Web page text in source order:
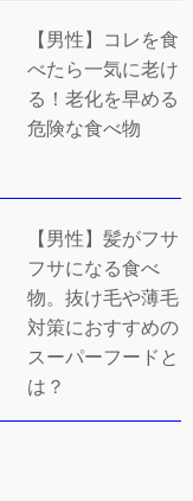
【男性】コレを食
べたら一気に老け
る！老化を早める
危険な食べ物
【男性】髪がフサ
フサになる食べ
物。抜け毛や薄毛
対策におすすめの
スーパーフードと
は？